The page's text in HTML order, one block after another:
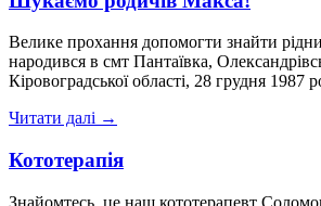
Велике прохання допомогти знайти
народився в смт Пантаївка,
Кіровоградської області, 28 грудня 1987
Читати далі →
Кототерапія
Знайомтесь, це наш кототерапевт